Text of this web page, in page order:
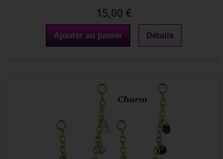
15,00 €
Ajouter au panier Détails